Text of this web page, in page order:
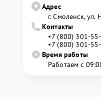
Адрес
г. Смоленск, ул.
Контакты
+7 (800) 301-
+7 (800) 301-
Время работы
Работаем с